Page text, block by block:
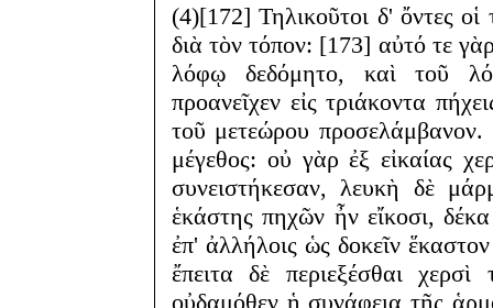
(4)[172] Τηλικοῦτοι δ' ὄντες οἱ
διὰ τὸν τόπον: [173] αὐτό τε
λόφῳ δεδόμητο, καὶ τοῦ
προανεῖχεν εἰς τριάκοντα
τοῦ μετεώρου
μέγεθος: οὐ γὰρ ἐξ εἰκαίας
συνειστήκεσαν, λευκὴ δὲ
ἑκάστης πηχῶν ἦν εἴκοσι,
ἐπ' ἀλλήλοις ὡς δοκεῖν
ἔπειτα δὲ περιεξέσθαι
οὐδαμόθεν ἡ συνάφεια τῆς